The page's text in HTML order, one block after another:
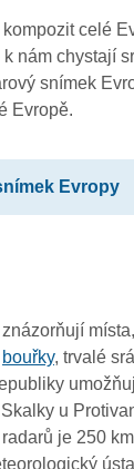
celé
nám chystají
snímek
Evropě.
Evropy
bouřky, trvalé
u
je 250